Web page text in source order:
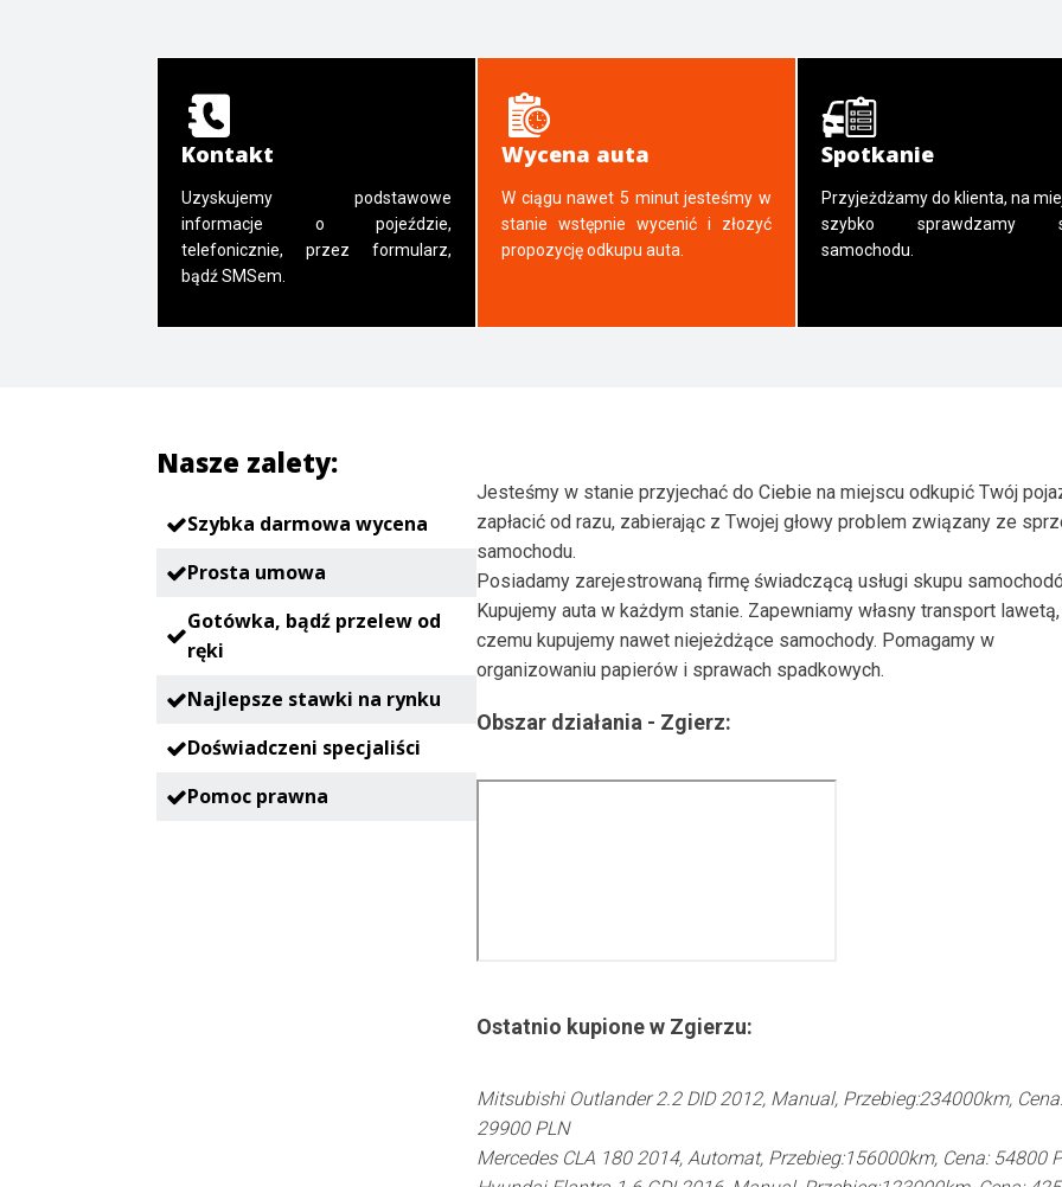
Kontakt
Uzyskujemy podstawowe
informacje o pojeździe,
telefonicznie, przez formularz,
bądź SMSem.
Wycena auta
W ciągu nawet 5 minut jesteśmy w
stanie wstępnie wycenić i złozyć
propozycję odkupu auta.
Spotkanie
Przyjeżdżamy do klienta, na
szybko sprawdzamy
samochodu.
Nasze zalety:
Szybka darmowa wycena
Prosta umowa
Gotówka, bądź przelew od
ręki
Najlepsze stawki na rynku
Doświadczeni specjaliści
Pomoc prawna
Jesteśmy w stanie przyjechać do Ciebie na miejscu odkupić Twój
zapłacić od razu, zabierając z Twojej głowy problem związany ze
samochodu.
Posiadamy zarejestrowaną firmę świadczącą usługi skupu
Kupujemy auta w każdym stanie. Zapewniamy własny transport
czemu kupujemy nawet niejeżdżące samochody. Pomagamy w
organizowaniu papierów i sprawach spadkowych.
Obszar działania - Zgierz:
Ostatnio kupione w Zgierzu:
Mitsubishi Outlander 2.2 DID 2012, Manual, Przebieg:234000km, Cena:
29900 PLN
Mercedes CLA 180 2014, Automat, Przebieg:156000km, Cena: 54800